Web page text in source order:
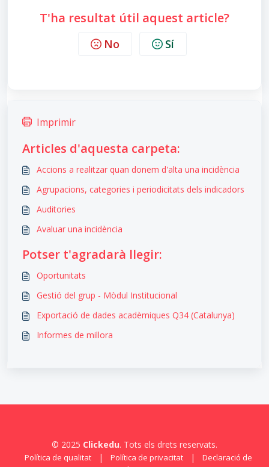
T'ha resultat útil aquest article?
No Sí
Imprimir
Articles d'aquesta carpeta:
Accions a realitzar quan donem d'alta una incidència
Agrupacions, categories i periodicitats dels indicadors
Auditories
Avaluar una incidència
Potser t'agradarà llegir:
Oportunitats
Gestió del grup - Mòdul Institucional
Exportació de dades acadèmiques Q34 (Catalunya)
Informes de millora
© 2025 Clickedu. Tots els drets reservats.
Política de qualitat | Política de privacitat |
Declaració de